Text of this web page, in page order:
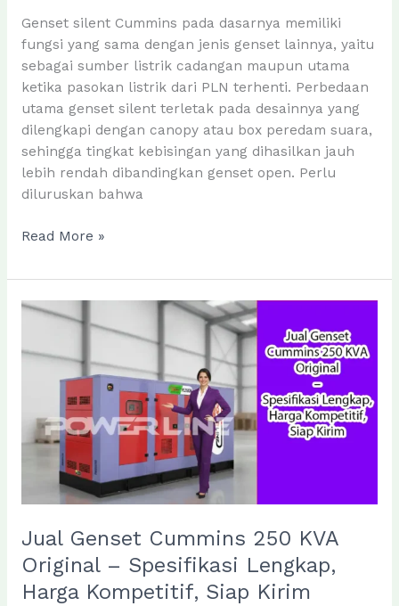
Genset silent Cummins pada dasarnya memiliki
fungsi yang sama dengan jenis genset lainnya, yaitu
sebagai sumber listrik cadangan maupun utama
ketika pasokan listrik dari PLN terhenti. Perbedaan
utama genset silent terletak pada desainnya yang
dilengkapi dengan canopy atau box peredam suara,
sehingga tingkat kebisingan yang dihasilkan jauh
lebih rendah dibandingkan genset open. Perlu
diluruskan bahwa
Genset
Cummins:
Keunggulan,
Teknologi
Suara,
Daya
Andal
Read More »
Jual Genset Cummins 250 KVA
Original – Spesifikasi Lengkap,
Harga Kompetitif, Siap Kirim